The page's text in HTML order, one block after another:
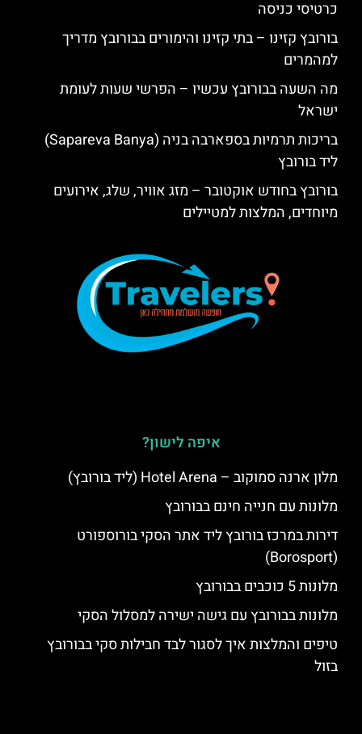
כרטיסי כניסה
בורובץ קזינו – בתי קזינו והימורים בבורובץ מדריך
למהמרים
מה השעה בבורובץ עכשיו – הפרשי שעות לעומת
ישראל
בריכות תרמיות בספארבה בניה (Sapareva Banya)
ליד בורובץ
בורובץ בחודש אוקטובר – מזג אוויר, שלג, אירועים
מיוחדים, המלצות למטיילים
איפה לישון?
מלון ארנה סמוקוב – Hotel Arena (ליד בורובץ)
מלונות עם חנייה חינם בבורובץ
דירות במרכז בורובץ ליד אתר הסקי בורוספורט
(Borosport)
מלונות 5 כוכבים בבורובץ
מלונות בבורובץ עם גישה ישירה למסלול הסקי
טיפים והמלצות איך לסגור לבד חבילות סקי בבורובץ
בזול